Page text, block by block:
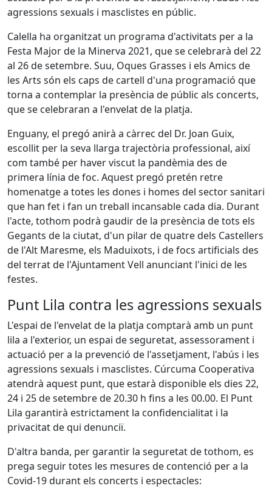
agressions sexuals i masclistes en públic.
Calella ha organitzat un programa d'activitats per a la
Festa Major de la Minerva 2021, que se celebrarà del 22
al 26 de setembre. Suu, Oques Grasses i els Amics de
les Arts són els caps de cartell d'una programació que
torna a contemplar la presència de públic als concerts,
que se celebraran a l'envelat de la platja.
Enguany, el pregó anirà a càrrec del Dr. Joan Guix,
escollit per la seva llarga trajectòria professional, així
com també per haver viscut la pandèmia des de
primera línia de foc. Aquest pregó pretén retre
homenatge a totes les dones i homes del sector sanitari
que han fet i fan un treball incansable cada dia. Durant
l'acte, tothom podrà gaudir de la presència de tots els
Gegants de la ciutat, d'un pilar de quatre dels Castellers
de l'Alt Maresme, els Maduixots, i de focs artificials des
del terrat de l'Ajuntament Vell anunciant l'inici de les
festes.
Punt Lila contra les agressions sexuals
L'espai de l'envelat de la platja comptarà amb un punt
lila a l'exterior, un espai de seguretat, assessorament i
actuació per a la prevenció de l'assetjament, l'abús i les
agressions sexuals i masclistes. Cúrcuma Cooperativa
atendrà aquest punt, que estarà disponible els dies 22,
24 i 25 de setembre de 20.30 h fins a les 00.00. El Punt
Lila garantirà estrictament la confidencialitat i la
privacitat de qui denunciï.
D'altra banda, per garantir la seguretat de tothom, es
prega seguir totes les mesures de contenció per a la
Covid-19 durant els concerts i espectacles: